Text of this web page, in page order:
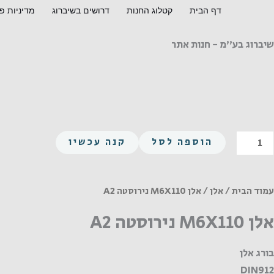
דף הבית קטלוג החנות דרושים בשיברוג מדיניות
שיברוג בע"מ - חנות אתר
כמות
של
M6X110
A2
הוספה לסל קנה עכשיו
עמוד הבית/אלן/ אלן M6X110 נירוסטה A2
אלן M6X110 נירוסטה A2
בורג אלן
DIN912